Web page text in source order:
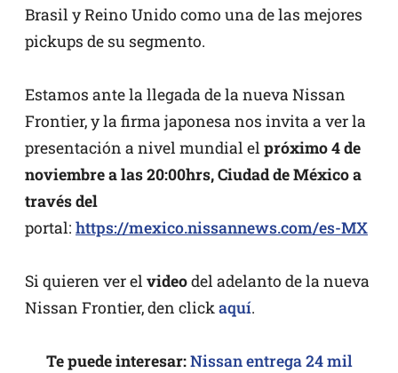
Brasil y Reino Unido como una de las mejores
pickups de su segmento.
Estamos ante la llegada de la nueva Nissan
Frontier, y la firma japonesa nos invita a ver la
presentación a nivel mundial el próximo 4 de
noviembre a las 20:00hrs, Ciudad de México a
través del
portal: https://mexico.nissannews.com/es-MX
Si quieren ver el videodel adelanto de la nueva
Nissan Frontier, den clickaquí.
Te puede interesar:Nissan entrega 24 mil